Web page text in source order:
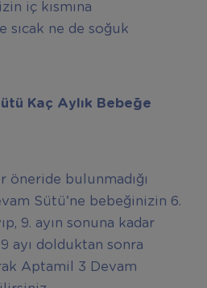
iç kısmına
sıcak ne de soğuk
Kaç Aylık Bebeğe
öneride bulunmadığı
Sütü’ne bebeğinizin 6.
9. ayın sonuna kadar
ayı dolduktan sonra
Aptamil 3 Devam